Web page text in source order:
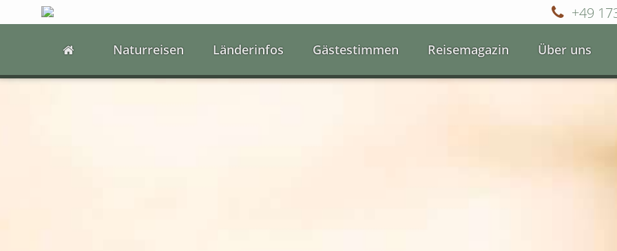
+49
Naturreisen Länderinfos Gästestimmen Reisemagazin Über uns